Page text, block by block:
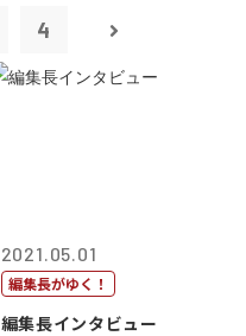
4
2021.05.01
編集長がゆく！
編集長インタビュー